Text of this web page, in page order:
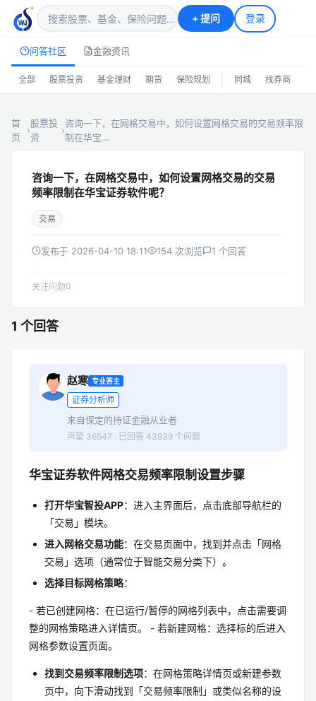
+提问 登录
问答社区 金融资讯
全部 股票投资 基金理财 期货 保险规划 同城 找券商
首
页
›
股票投
资
›
咨询一下，在网格交易中，如何设置网格交易的交易频率限
制在华宝…
咨询一下，在网格交易中，如何设置网格交易的交易
频率限制在华宝证券软件呢？
交易
发布于 2026-04-10 18:11 154 次浏览 1 个回答
关注问题0
1 个回答
赵寒 专业答主
证券分析师
来自保定的持证金融从业者
声望 36547 · 已回答 43939 个问题
华宝证券软件网格交易频率限制设置步骤
打开华宝智投APP：进入主界面后，点击底部导航栏的
「交易」模块。
进入网格交易功能：在交易页面中，找到并点击「网格
交易」选项（通常位于智能交易分类下）。
选择目标网格策略：
- 若已创建网格：在已运行/暂停的网格列表中，点击需要调
整的网格策略进入详情页。 - 若新建网格：选择标的后进入
网格参数设置页面。
找到交易频率限制选项：在网格策略详情页或新建参数
页中，向下滑动找到「交易频率限制」或类似名称的设